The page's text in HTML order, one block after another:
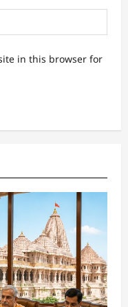
in this browser for